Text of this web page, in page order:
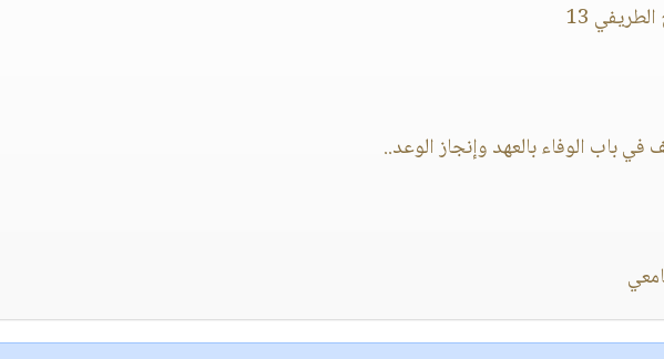
13
باب الوفاء بالعهد وإنجاز الوعد..